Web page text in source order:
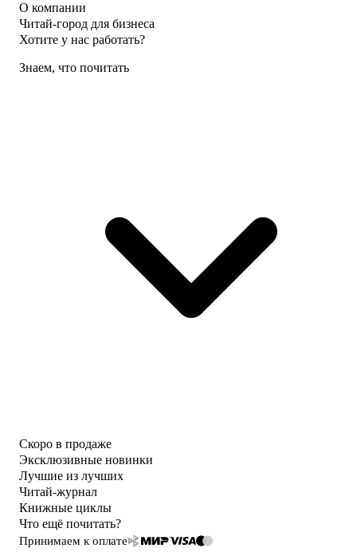
О компании
Читай-город для бизнеса
Хотите у нас работать?
Знаем, что почитать
Скоро в продаже
Эксклюзивные новинки
Лучшие из лучших
Читай-журнал
Книжные циклы
Что ещё почитать?
Принимаем к оплате